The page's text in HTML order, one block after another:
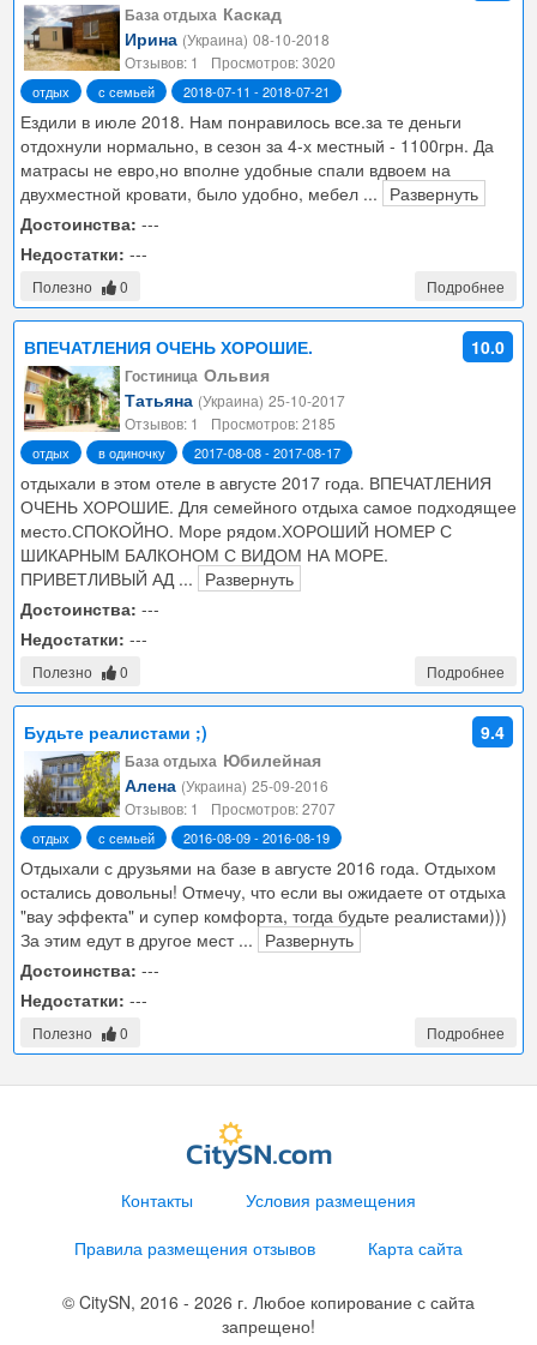
База отдыха Каскад
Ирина (Украина) 08-10-2018
Отзывов: 1
Просмотров: 3020
отдых с семьей 2018-07-11 - 2018-07-21
Ездили в июле 2018. Нам понравилось все.за те деньги
отдохнули нормально, в сезон за 4-х местный - 1100грн. Да
матрасы не евро,но вполне удобные спали вдвоем на
двухместной кровати, было удобно, мебел ... Развернуть
Достоинства: ---
Недостатки: ---
Полезно 0 Подробнее
ВПЕЧАТЛЕНИЯ ОЧЕНЬ ХОРОШИЕ. 10.0
Гостиница Ольвия
Татьяна (Украина) 25-10-2017
Отзывов: 1
Просмотров: 2185
отдых в одиночку 2017-08-08 - 2017-08-17
отдыхали в этом отеле в августе 2017 года. ВПЕЧАТЛЕНИЯ
ОЧЕНЬ ХОРОШИЕ. Для семейного отдыха самое подходящее
место.СПОКОЙНО. Море рядом.ХОРОШИЙ НОМЕР С
ШИКАРНЫМ БАЛКОНОМ С ВИДОМ НА МОРЕ.
ПРИВЕТЛИВЫЙ АД ... Развернуть
Достоинства: ---
Недостатки: ---
Полезно 0 Подробнее
Будьте реалистами ;) 9.4
База отдыха Юбилейная
Алена (Украина) 25-09-2016
Отзывов: 1
Просмотров: 2707
отдых с семьей 2016-08-09 - 2016-08-19
Отдыхали с друзьями на базе в августе 2016 года. Отдыхом
остались довольны! Отмечу, что если вы ожидаете от отдыха
"вау эффекта" и супер комфорта, тогда будьте реалистами)))
За этим едут в другое мест ... Развернуть
Достоинства: ---
Недостатки: ---
Полезно 0 Подробнее
Контакты
Условия размещения
Правила размещения отзывов
Карта сайта
© CitySN, 2016 - 2026 г. Любое копирование с сайта
запрещено!